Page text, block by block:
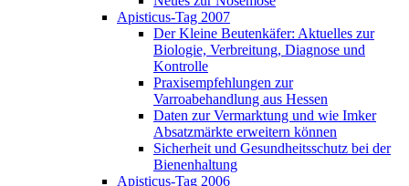
Apisticus-Tag 2007
Der Kleine Beutenkäfer: Aktuelles zur
Biologie, Verbreitung, Diagnose und
Kontrolle
Praxisempfehlungen zur
Varroabehandlung aus Hessen
Daten zur Vermarktung und wie Imker
Absatzmärkte erweitern können
Sicherheit und Gesundheitsschutz bei der
Bienenhaltung
Apisticus-Tag 2006